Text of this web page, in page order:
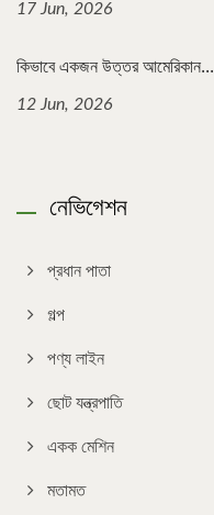
17 Jun, 2026
কিভাবে একজন উত্তর আমেরিকান...
12 Jun, 2026
নেভিগেশন
প্রধান পাতা
গল্প
পণ্য লাইন
ছোট যন্ত্রপাতি
একক মেশিন
মতামত